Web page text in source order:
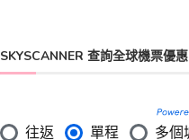
SKYSCANNER 查詢全球機票優惠